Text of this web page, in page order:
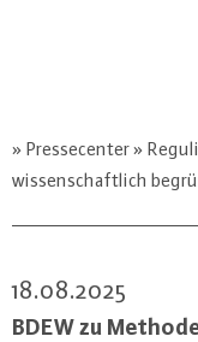
Pressecenter
wissenschaftlich
18.08.2025
BDEW zu